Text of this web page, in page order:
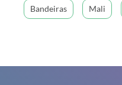
Bandeiras Mali